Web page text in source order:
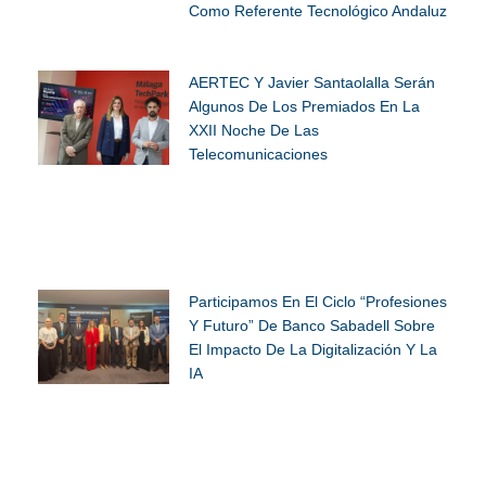
Como Referente Tecnológico Andaluz
AERTEC Y Javier Santaolalla Serán
Algunos De Los Premiados En La
XXII Noche De Las
Telecomunicaciones
Participamos En El Ciclo “Profesiones
Y Futuro” De Banco Sabadell Sobre
El Impacto De La Digitalización Y La
IA